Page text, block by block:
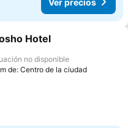
a favoritos
Hotel
no disponible
de: Centro de la ciudad